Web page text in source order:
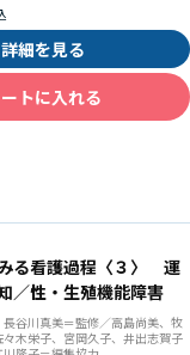
詳細を見る
トに入れる
る看護過程〈３〉 運
／性・生殖機能障害
谷川真美＝監修／高島尚美、牧
々木栄子、宮岡久子、井出志賀子